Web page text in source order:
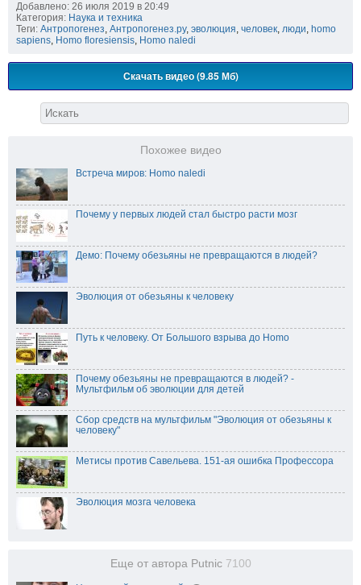
Добавлено: 26 июля 2019 в 20:49
Категория: Наука и техника
Теги: Антропогенез, Антропогенез.ру, эволюция, человек, люди, homo
sapiens, Homo floresiensis, Homo naledi
Скачать видео (9.85 Мб)
Похожее видео
Встреча миров: Homo naledi
Почему у первых людей стал быстро расти мозг
Демо: Почему обезьяны не превращаются в людей?
Эволюция от обезьяны к человеку
Путь к человеку. От Большого взрыва до Homo
Почему обезьяны не превращаются в людей? -
Мультфильм об эволюции для детей
Сбор средств на мультфильм "Эволюция от обезьяны к
человеку"
Метисы против Савельева. 151-ая ошибка Профессора
Эволюция мозга человека
Еще от автора Putnic 7100